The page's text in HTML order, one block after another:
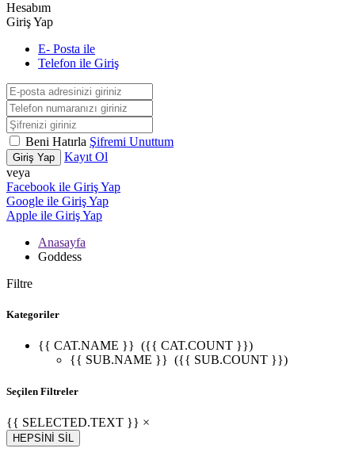
Hesabım
Giriş Yap
E- Posta ile
Telefon ile Giriş
Beni Hatırla Şifremi Unuttum
Giriş Yap
Kayıt Ol
veya
Facebook ile Giriş Yap
Google ile Giriş Yap
Apple ile Giriş Yap
Anasayfa
Goddess
Filtre
Kategoriler
{{ CAT.NAME }} ({{ CAT.COUNT }})
{{ SUB.NAME }} ({{ SUB.COUNT }})
Seçilen Filtreler
{{ SELECTED.TEXT }} ×
HEPSİNİ SİL